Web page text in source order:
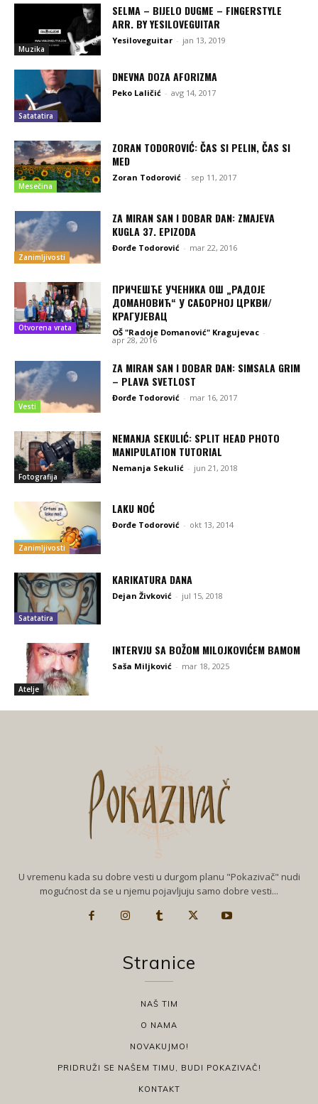
Muzika
SELMA – BIJELO DUGME – FINGERSTYLE
ARR. BY YESILOVEGUITAR
Yesiloveguitar - jan 13, 2019
Satatatira
DNEVNA DOZA AFORIZMA
Peko Laličić - avg 14, 2017
Mesečina
ZORAN TODOROVIĆ: ČAS SI PELIN, ČAS SI
MED
Zoran Todorović - sep 11, 2017
Zanimljivosti
ZA MIRAN SAN I DOBAR DAN: ZMAJEVA
KUGLA 37. EPIZODA
Đorđe Todorović - mar 22, 2016
Otvorena vrata
ПРИЧЕШЋЕ УЧЕНИКА ОШ „РАДОЈЕ
ДОМАНОВИЋ“ У САБОРНОЈ ЦРКВИ/
КРАГУЈЕВАЦ
OŠ "Radoje Domanović" Kragujevac -
apr 28, 2016
Vesti
ZA MIRAN SAN I DOBAR DAN: SIMSALA GRIM
– PLAVA SVETLOST
Đorđe Todorović - mar 16, 2017
Fotografija
NEMANJA SEKULIĆ: SPLIT HEAD PHOTO
MANIPULATION TUTORIAL
Nemanja Sekulić - jun 21, 2018
Zanimljivosti
LAKU NOĆ
Đorđe Todorović - okt 13, 2014
Satatatira
KARIKATURA DANA
Dejan Živković - jul 15, 2018
Atelje
INTERVJU SA BOŽOM MILOJKOVIĆEM BAMOM
Saša Miljković - mar 18, 2025
U vremenu kada su dobre vesti u durgom planu "Pokazivač" nudi
mogućnost da se u njemu pojavljuju samo dobre vesti...
Stranice
NAŠ TIM
O NAMA
NOVAKUJMO!
PRIDRUŽI SE NAŠEM TIMU, BUDI POKAZIVAČ!
KONTAKT